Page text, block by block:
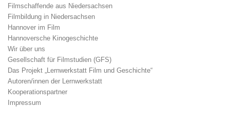
Filmschaffende aus Niedersachsen
Filmbildung in Niedersachsen
Hannover im Film
Hannoversche Kinogeschichte
Wir über uns
Gesellschaft für Filmstudien (GFS)
Das Projekt „Lernwerkstatt Film und Geschichte“
Autoren/innen der Lernwerkstatt
Kooperationspartner
Impressum